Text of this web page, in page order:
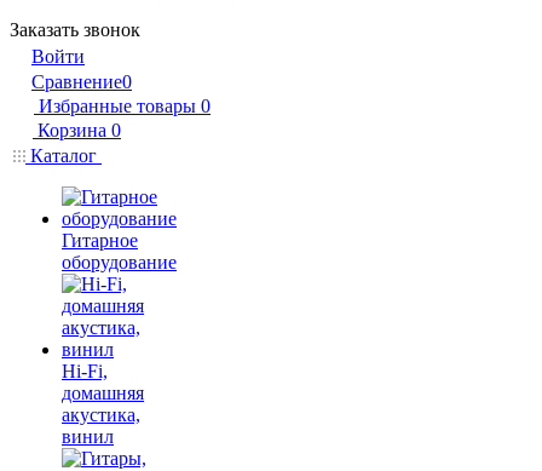
Заказать звонок
Войти
Сравнение0
Избранные товары 0
Корзина 0
Каталог
Гитарное
оборудование
Hi-Fi,
домашняя
акустика,
винил